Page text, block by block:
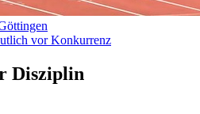
vor Konkurrenz
Disziplin